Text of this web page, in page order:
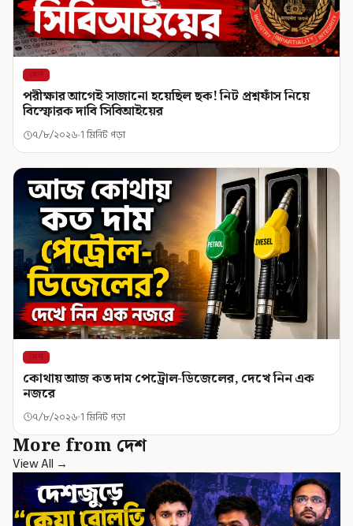
দেশ
পরীক্ষার আগেই সাজানো হয়েছিল ছক! নিট প্রশ্নফাঁস নিয়ে
বিস্ফোরক দাবি সিবিআইয়ের
৭/৮/২০২৬ 1 মিনিট পড়া
দেশ
কোথায় আজ কত দাম পেট্রোল-ডিজেলের, দেখে নিন এক
নজরে
৭/৮/২০২৬ 1 মিনিট পড়া
More from দেশ
View All →